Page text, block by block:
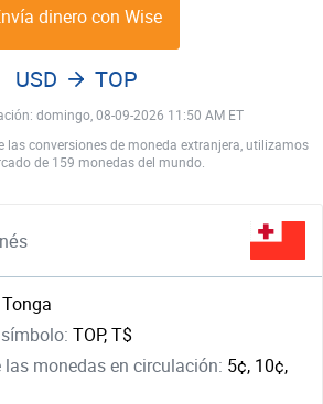
dinero con Wise
domingo, 08-09-2026 11:50 AM ET
USD TOP
las conversiones de moneda extranjera, utilizamos
de 159 monedas del mundo.
Tonga
TOP, T$
monedas en circulación: 5¢, 10¢,